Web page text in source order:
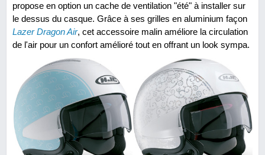
propose en option un cache de ventilation "été" à installer sur
le dessus du casque. Grâce à ses grilles en aluminium façon
Lazer Dragon Air, cet accessoire malin améliore la circulation
de l'air pour un confort amélioré tout en offrant un look sympa.